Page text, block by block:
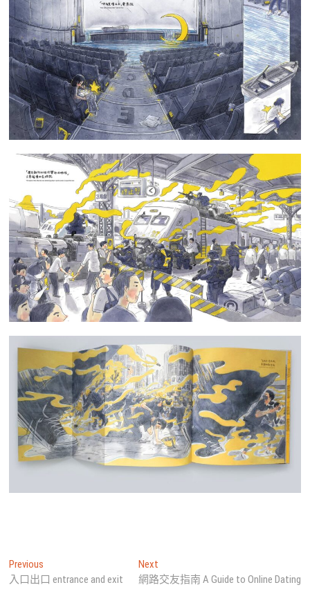
文
章
Previous
post:
入口出口 entrance and exit
NextNext
post:
網路交友指南 A Guide to Online Dating